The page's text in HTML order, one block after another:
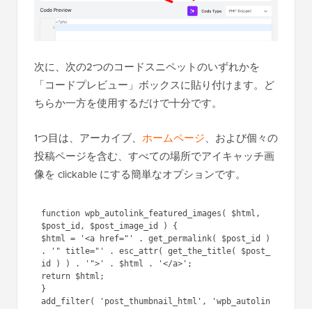
次に、次の2つのコードスニペットのいずれかを
「コードプレビュー」ボックスに貼り付けます。ど
ちらか一方を使用するだけで十分です。
1つ目は、アーカイブ、 ホームページ、および個々の
投稿ページを含む、すべての場所でアイキャッチ画
像を clickable にする簡単なオプションです。
function wpb_autolink_featured_images( $html,
$post_id, $post_image_id ) {
$html = '<a href="' . get_permalink( $post_id )
. '" title="' . esc_attr( get_the_title( $post_
id ) ) . '">' . $html . '</a>';
return $html;
}
add_filter( 'post_thumbnail_html', 'wpb_autolin